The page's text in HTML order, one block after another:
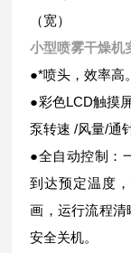
（宽）
小型喷雾干燥机
●*喷头，效率高。
●彩色LCD触摸
泵转速 /风量/通
●全自动控制：
到达预定温度
画，运行流程
安全关机。